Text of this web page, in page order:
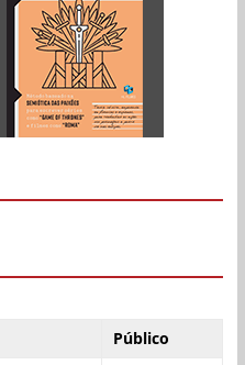
Público